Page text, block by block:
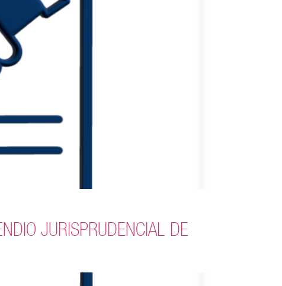
JURISPRUDENCIAL DE